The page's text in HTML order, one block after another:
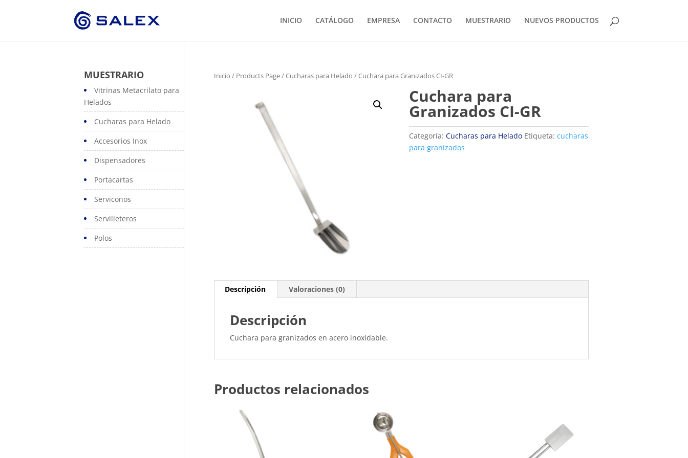
INICIO CATÁLOGO EMPRESA CONTACTO MUESTRARIO NUEVOS PRODUCTOS
Inicio / Products Page/Cucharas para Helado / Cuchara para Granizados CI-GR
Cuchara para
Granizados CI-GR
Categoría: Cucharas para Helado Etiqueta: cucharas
para granizados
Descripción Valoraciones (0)
Descripción
Cuchara para granizados en acero inoxidable.
Productos relacionados
MUESTRARIO
Vitrinas Metacrilato para
Helados
Cucharas para Helado
Accesorios Inox
Dispensadores
Portacartas
Serviconos
Servilleteros
Polos